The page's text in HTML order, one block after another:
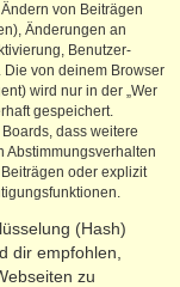
von Beiträgen
Änderungen an
Benutzer-
Die von deinem Browser
wird nur in der „Wer
gespeichert.
dass weitere
Abstimmungsverhalten
oder explizit
(Hash)
dir empfohlen,
zu